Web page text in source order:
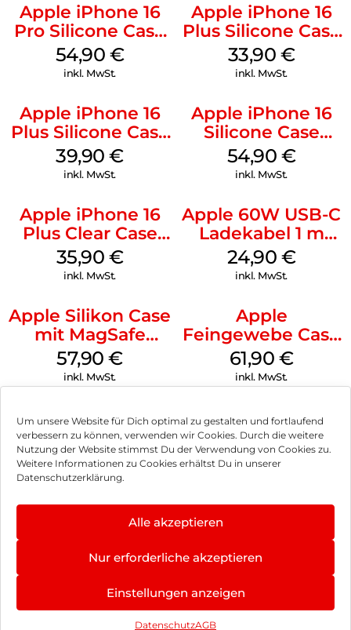
Um unsere Website für Dich optimal zu gestalten und fortlaufend
verbessern zu können, verwenden wir Cookies. Durch die weitere
Nutzung der Website stimmst Du der Verwendung von Cookies zu.
Weitere Informationen zu Cookies erhältst Du in unserer
Datenschutzerklärung.
Alle akzeptieren
Nur erforderliche akzeptieren
Einstellungen anzeigen
DatenschutzAGB
Apple iPhone 16
Pro Silicone Case
MagSafe Black
54,90 €
inkl. MwSt.
Apple iPhone 16
Plus Silicone Case
MagSafe Lake
Green
33,90 €
inkl. MwSt.
Apple iPhone 16
Plus Silicone Case
MagSafe Plum
39,90€
inkl. MwSt.
Apple iPhone 16
Silicone Case
MagSafe Black
54,90 €
inkl. MwSt.
Apple iPhone 16
Plus Clear Case
MagSafe
Transparent
35,90 €
inkl. MwSt.
Apple 60W USB-C
Ladekabel 1 m
Weiß
24,90 €
inkl. MwSt.
Apple Silikon Case
mit MagSafe
iPhone 14 Pro
(PRODUCT)RED
57,90€
inkl. MwSt.
Apple
Feingewebe Case
iPhone 15 Pro
MagSafe Schwarz
61,90 €
inkl. MwSt.
Impressum
Hinweis zur Batterieentsorgung
Newsletter